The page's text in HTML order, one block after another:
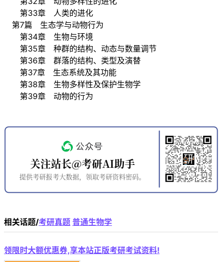
第33章 人类的进化
第7篇 生态学与动物行为
第34章 生物与环境
第35章 种群的结构、动态与数量调节
第36章 群落的结构、类型及演替
第37章 生态系统及其功能
第38章 生物多样性及保护生物学
第39章 动物的行为
相关话题/考研真题 普通生物学
领限时大额优惠券,享本站正版考研考试资料!